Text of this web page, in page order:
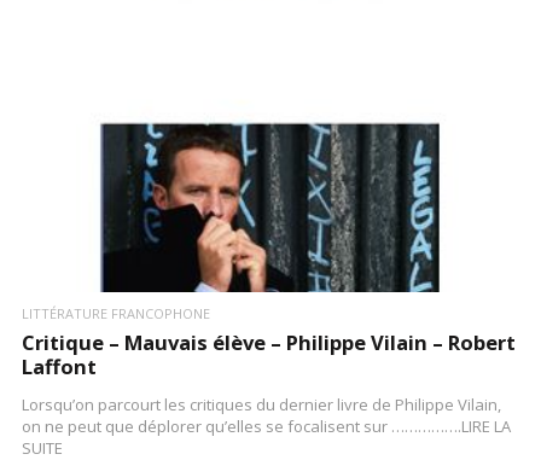
LITTÉRATURE FRANCOPHONE
Critique – Mauvais élève – Philippe Vilain – Robert
Laffont
Lorsqu’on parcourt les critiques du dernier livre de Philippe Vilain,
on ne peut que déplorer qu’elles se focalisent sur …………….LIRE LA
SUITE